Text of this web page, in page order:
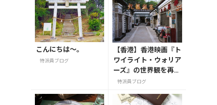
こんにちは～。
特派員ブログ
【香港】香港映画『ト
ワイライト・ウォリア
ーズ』の世界観を再現
した展覧会が九龍城砦
公園で開催中
特派員ブログ